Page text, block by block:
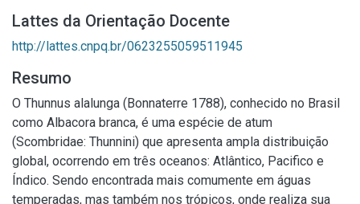
Lattes da Orientação Docente
http://lattes.cnpq.br/0623255059511945
Resumo
O Thunnus alalunga (Bonnaterre 1788), conhecido no Brasil
como Albacora branca, é uma espécie de atum
(Scombridae: Thunnini) que apresenta ampla distribuição
global, ocorrendo em três oceanos: Atlântico, Pacifico e
Índico. Sendo encontrada mais comumente em águas
temperadas, mas também nos trópicos, onde realiza sua